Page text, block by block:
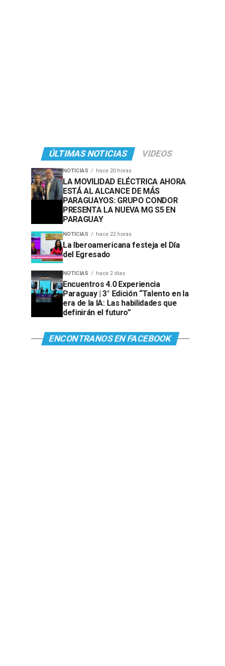
ÚLTIMAS NOTICIAS VIDEOS
NOTICIAS hace 20 horas
LA MOVILIDAD ELÉCTRICA AHORA
ESTÁ AL ALCANCE DE MÁS
PARAGUAYOS: GRUPO CONDOR
PRESENTA LA NUEVA MG S5 EN
PARAGUAY
NOTICIAS hace 22 horas
La Iberoamericana festeja el Día
del Egresado
NOTICIAS hace 2 días
Encuentros 4.0 Experiencia
Paraguay | 3° Edición “Talento en la
era de la IA: Las habilidades que
definirán el futuro”
ENCONTRANOS EN FACEBOOK